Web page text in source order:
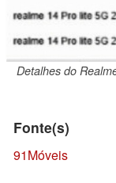
Detalhes do
Fonte(s)
91Móveis